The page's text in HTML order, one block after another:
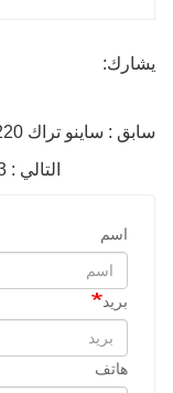
يشارك:
التالي : WG2229040003 مشبك سير علبة التروس
اسم
بريد
هاتف